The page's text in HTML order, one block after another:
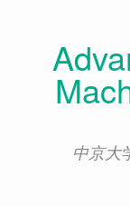
中京大